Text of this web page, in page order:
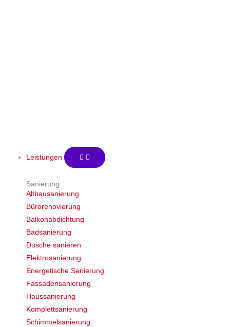
Leistungen
Sanierung
Altbausanierung
Bürorenovierung
Balkonabdichtung
Badsanierung
Dusche sanieren
Elektrosanierung
Energetische Sanierung
Fassadensanierung
Haussanierung
Komplettsanierung
Schimmelsanierung